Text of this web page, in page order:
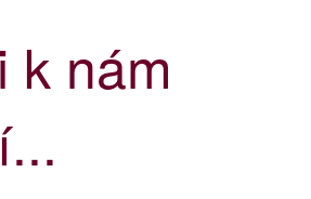
k nám